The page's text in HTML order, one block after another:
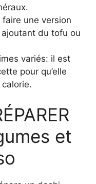
une version
du tofu ou
variés: il est
pour qu’elle
et